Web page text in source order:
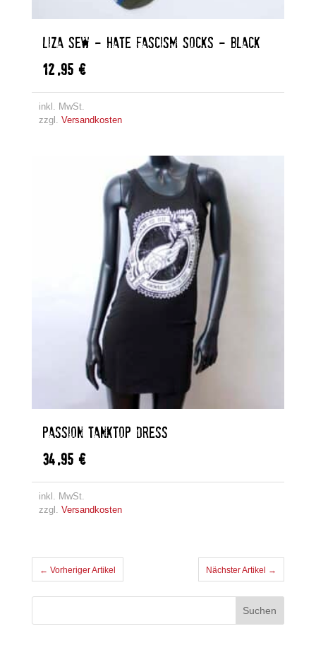
LIZA SEW – HATE FASCISM SOCKS – BLACK
12,95 €
inkl. MwSt.
zzgl. Versandkosten
PASSION TANKTOP DRESS
34,95 €
inkl. MwSt.
zzgl. Versandkosten
← Vorheriger Artikel Nächster Artikel →